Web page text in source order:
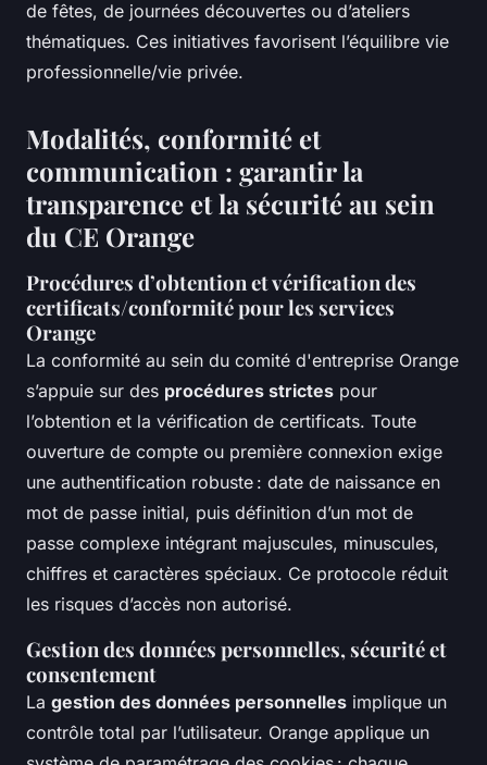
de fêtes, de journées découvertes ou d’ateliers
thématiques. Ces initiatives favorisent l’équilibre vie
professionnelle/vie privée.
Modalités, conformité et
communication : garantir la
transparence et la sécurité au sein
du CE Orange
Procédures d’obtention et vérification des
certificats/conformité pour les services
Orange
La conformité au sein du comité d'entreprise Orange
s’appuie sur des procédures strictes pour
l’obtention et la vérification de certificats. Toute
ouverture de compte ou première connexion exige
une authentification robuste : date de naissance en
mot de passe initial, puis définition d’un mot de
passe complexe intégrant majuscules, minuscules,
chiffres et caractères spéciaux. Ce protocole réduit
les risques d’accès non autorisé.
Gestion des données personnelles, sécurité et
consentement
La gestion des données personnelles implique un
contrôle total par l’utilisateur. Orange applique un